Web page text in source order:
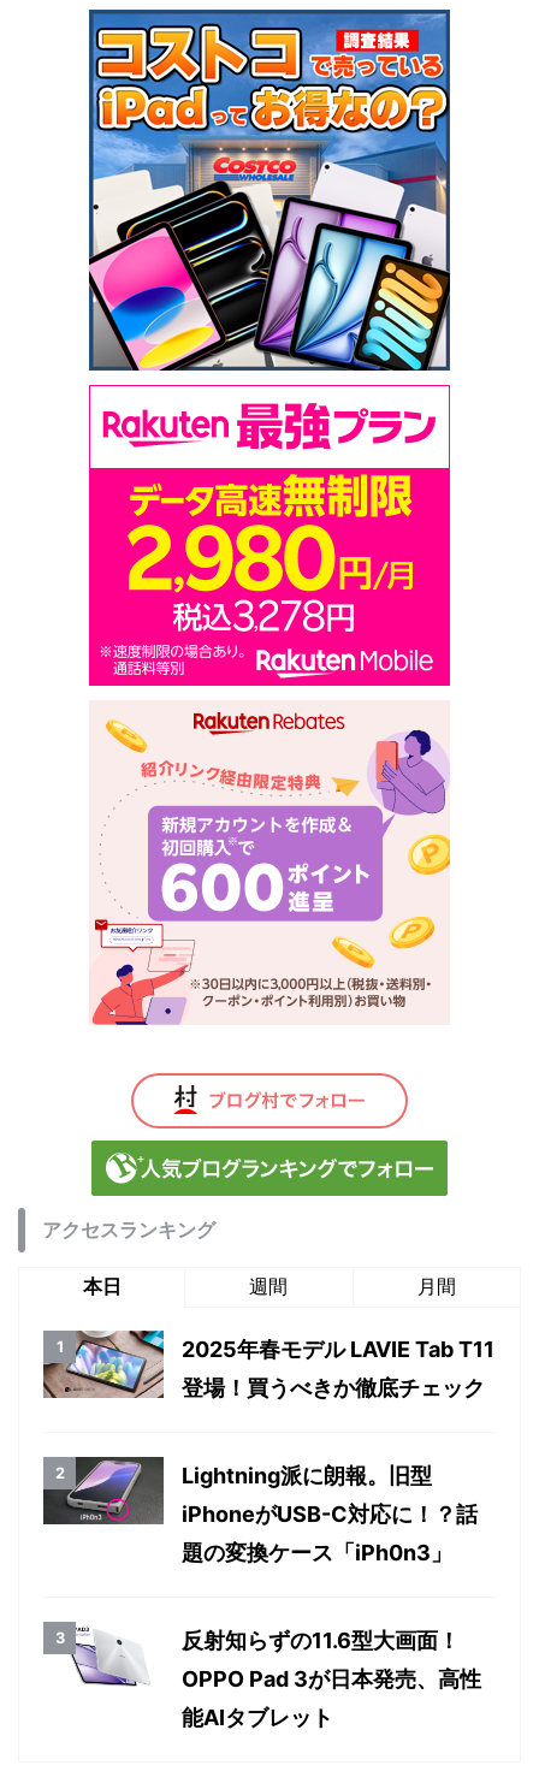
アクセスランキング
本日 週間 月間
2025年春モデル LAVIE Tab T11
登場！買うべきか徹底チェック
Lightning派に朗報。旧型
iPhoneがUSB-C対応に！？話
題の変換ケース「iPh0n3」
反射知らずの11.6型大画面！
OPPO Pad 3が日本発売、高性
能AIタブレット